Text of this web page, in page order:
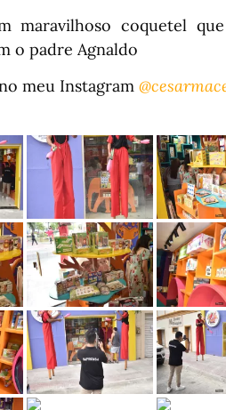
maravilhoso coquetel
o padre Agnaldo
meu Instagram